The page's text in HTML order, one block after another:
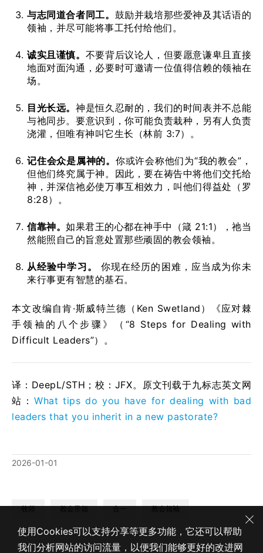
与志同道合者同工。 鼓励并栽培那些爱神及其话语的
领袖，并尽可能将事工托付给他们。
诚实且谨慎。 不要背后议论人，但要愿意谦卑且直接
地面对面沟通，必要时可邀请一位值得信赖的领袖在
场。
目光长远。神是恒久忍耐的，我们的时间表并不总能
与祂同步。要意识到，你可能负责栽种，另有人负责
浇灌，但唯有神叫它生长（林前 3:7）。
记住会众是属神的。 你或许会称他们为“我的教会”，
但他们终究属于神。因此，要在祷告中将他们交托给
神，并深信祂必使万事互相效力，叫他们得益处（罗
8:28）。
信靠神。 如果君王的心都在神手中（箴 21:1），祂当
然能照自己的旨意处置那些顽固的教会领袖。
从经验中学习。
你现在经历的困难，应当成为你未
来行事更有智慧的基石。
本文改编自肯·斯威特兰德（Ken Swetland）《应对棘
手领袖的八个步骤》（“8 Steps for Dealing with
Difficult Leaders”）。
译：DeepL/STH；校： JFX。原文刊载于九标志英文网
站： What tips do you have for dealing with bad
leaders that you inherit in a new pastorate?
2026-01-01
牧师 教会带领 合一 教会领袖
使用Cookies可以支持分享等更多功能，它还可以帮助
我们分析网站的访问流量，以便我们能够更好的改进网